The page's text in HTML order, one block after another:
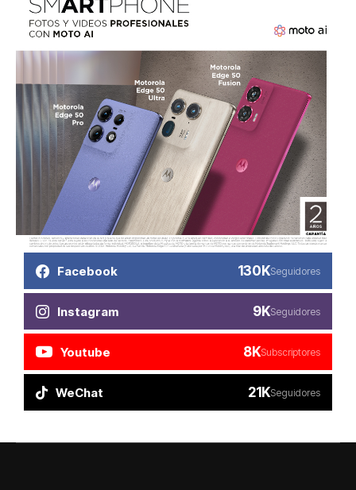
Facebook 130KSeguidores
Instagram 9KSeguidores
Youtube 8KSubscriptores
WeChat 21KSeguidores